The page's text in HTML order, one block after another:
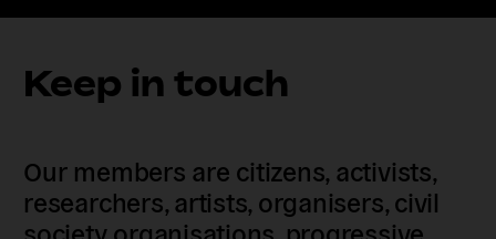
Keep in touch
Our members are citizens, activists,
researchers, artists, organisers, civil
society organisations, progressive